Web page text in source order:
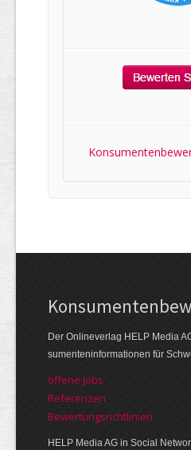
Der Online­verlag HELP Media
su­menten­infor­mationen für
offene Jobs
Referenzen
Bewer­tungs­richt­linien
HELP Media AG in Social